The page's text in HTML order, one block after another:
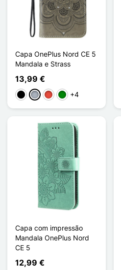
Capa OnePlus Nord CE 5
Mandala e Strass
13,99 €
PretoCinzentoVermelho
Verde
+4
Capa com impressão
Mandala OnePlus Nord
CE 5
12,99 €